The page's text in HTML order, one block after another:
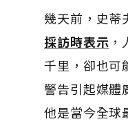
幾天前，史蒂
採訪時表示
千里，卻也可
警告引起媒體
他是當今全球